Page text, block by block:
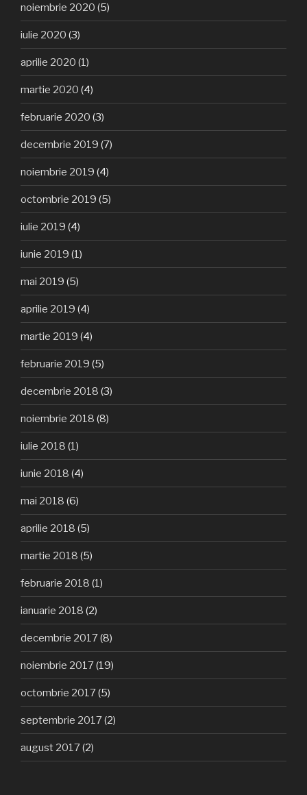
noiembrie 2020 (5)
iulie 2020 (3)
aprilie 2020 (1)
martie 2020 (4)
februarie 2020 (3)
decembrie 2019 (7)
noiembrie 2019 (4)
octombrie 2019 (5)
iulie 2019 (4)
iunie 2019 (1)
mai 2019 (5)
aprilie 2019 (4)
martie 2019 (4)
februarie 2019 (5)
decembrie 2018 (3)
noiembrie 2018 (8)
iulie 2018 (1)
iunie 2018 (4)
mai 2018 (6)
aprilie 2018 (5)
martie 2018 (5)
februarie 2018 (1)
ianuarie 2018 (2)
decembrie 2017(8)
noiembrie 2017(19)
octombrie 2017(5)
septembrie 2017(2)
august 2017(2)